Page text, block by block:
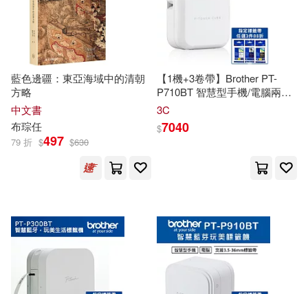
NSET統測線上模擬考團隊(44)
チェリーズ(44)
聖嚴法師(44)
ケイ・エム・プロデュース(43)
高級衛生專業技術資格考試命題研
究委員會(43)
華中科技大學出版社(362)
台科大(352)
上海人民出版社(349)
復旦大學出版社(338)
最高人民法院出版社(333)
西南財經大學出版社(333)
藍色邊疆：東亞海域中的清朝
方略
中文書
布琮任
79 折 $497 $630
【1機+3卷帶】Brother PT-
P710BT 智慧型手機/電腦兩用
玩美標籤機+Brother標籤帶
3C
$7040